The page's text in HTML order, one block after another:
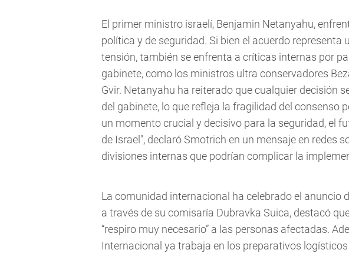
El primer ministro israelí, Benjamin Netanyahu,
política y de seguridad. Si bien el acuerdo
tensión, también se enfrenta a críticas internas por
gabinete, como los ministros ultra conservadores
Gvir. Netanyahu ha reiterado que cualquier decisión
del gabinete, lo que refleja la fragilidad del consenso
un momento crucial y decisivo para la seguridad, el
de Israel", declaró Smotrich en un mensaje en redes
divisiones internas que podrían complicar la
La comunidad internacional ha celebrado el anuncio
a través de su comisaría Dubravka Suica, destacó
“respiro muy necesario” a las personas afectadas.
Internacional ya trabaja en los preparativos